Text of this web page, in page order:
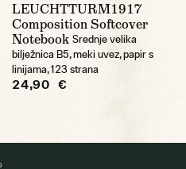
LEUCHTTURM1917
Composition Softcover
Notebook Srednje velika
bilježnica B5, meki uvez, papir s
linijama, 123 strana
24,90 €